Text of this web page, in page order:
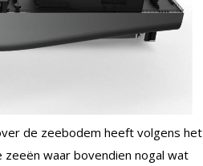
de zeebodem heeft volgens het
waar bovendien nogal wat